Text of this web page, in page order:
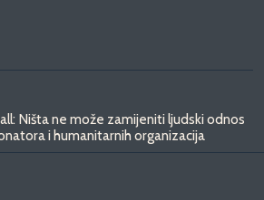
Ništa ne može zamijeniti ljudski odnos
i humanitarnih organizacija